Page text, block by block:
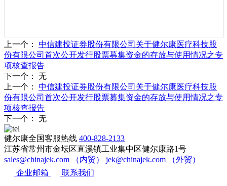
上一个 ：
中信建投证券股份有限公司关于健尔康医疗科技股
份有限公司首次公开发行股票募集资金的存放与使用情况之专
项核查报告
下一个 ：
无
上一个 ：
中信建投证券股份有限公司关于健尔康医疗科技股
份有限公司首次公开发行股票募集资金的存放与使用情况之专
项核查报告
下一个 ： 无
健尔康全国客服热线 400-828-2133
江苏省常州市金坛区直溪镇工业集中区健尔康路1号
sales@chinajek.com （内贸）
jek@chinajek.com （外贸）
企业邮箱
联系我们